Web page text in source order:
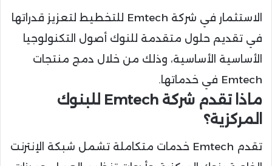
الاستثمار في شركة Emtech للتخطيط لتعزيز قدراتها
في تقديم حلول متقدمة للنوك أصول التكنولوجيا
الأساسية الأساسية، وذلك من خلال دمج منتجات
Emtech في خدماتها.
ماذا تقدم شركة Emtech للبنوك
المركزية؟
تقدم Emtech خدمات متكاملة تشمل شبكة الإنترنت